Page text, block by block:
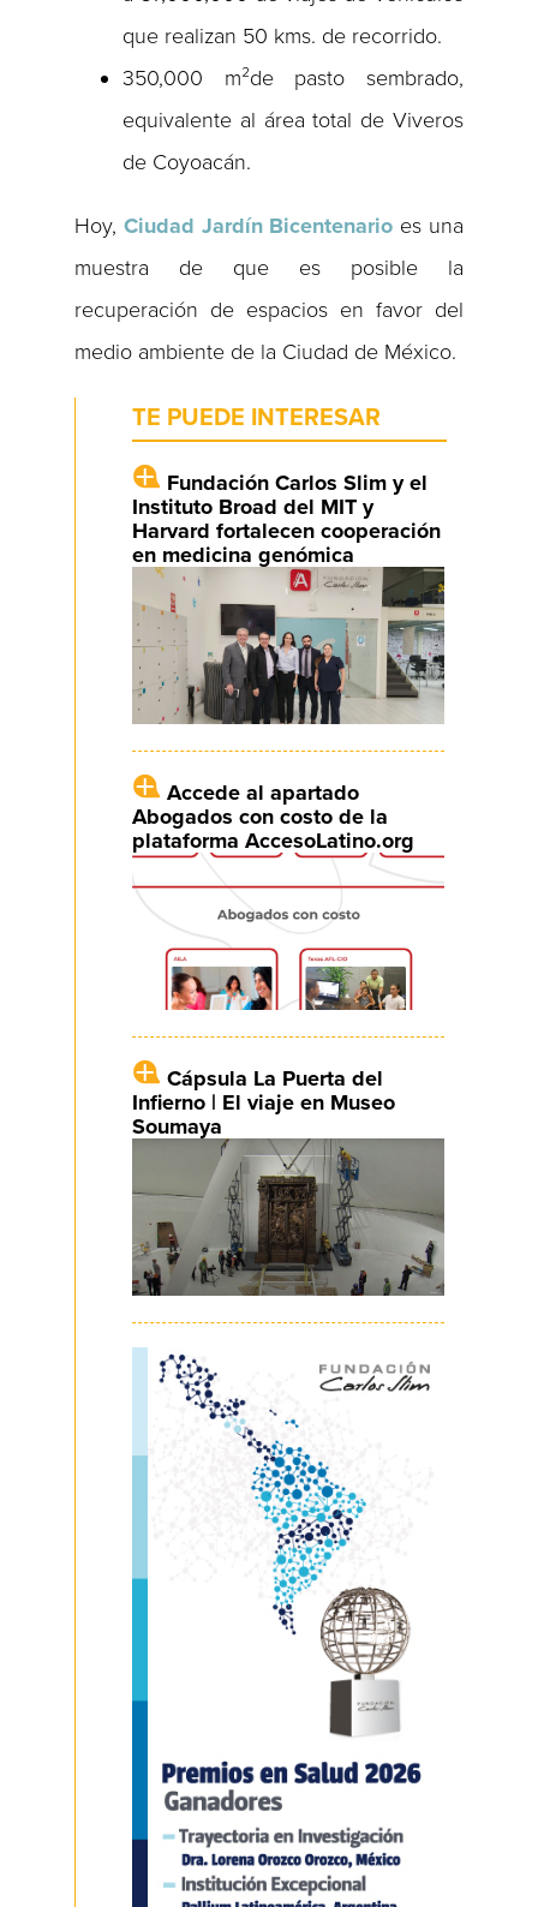
que realizan 50 kms. de recorrido.
350,000 m²de pasto sembrado,
equivalente al área total de Viveros
de Coyoacán.
Hoy,Ciudad Jardín Bicentenario es una
muestra de que es posible la
recuperación de espacios en favor del
medio ambiente de la Ciudad de México.
TE PUEDE INTERESAR
Fundación Carlos Slim y el
Instituto Broad del MIT y
Harvard fortalecen cooperación
en medicina genómica
Accede al apartado
Abogados con costo de la
plataforma AccesoLatino.org
Cápsula La Puerta del
Infierno | El viaje en Museo
Soumaya